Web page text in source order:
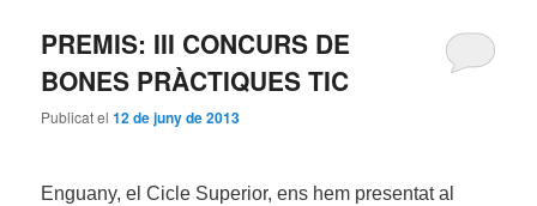
PREMIS: III CONCURS DE
BONES PRÀCTIQUES TIC
Publicat el12 de juny de 2013
Enguany, el Cicle Superior, ens hem presentat al